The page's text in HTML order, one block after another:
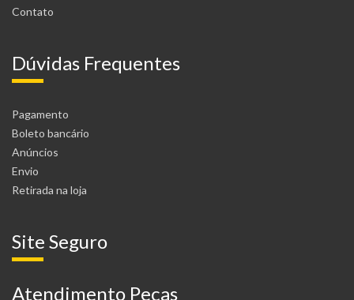
Contato
Dúvidas Frequentes
Pagamento
Boleto bancário
Anúncios
Envio
Retirada na loja
Site Seguro
Atendimento Peças